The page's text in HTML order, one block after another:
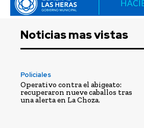
Noticias mas vistas
Policiales
Operativo contra el abigeato:
recuperaron nueve caballos tras
una alerta en La Choza.